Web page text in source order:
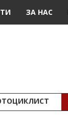
ЗА НАС